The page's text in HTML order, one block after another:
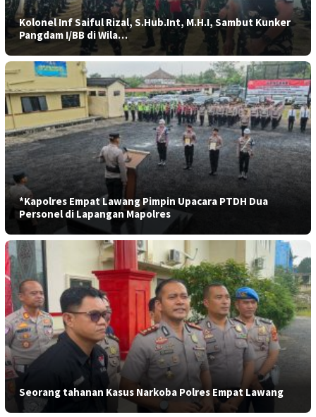
Kolonel Inf Saiful Rizal, S.Hub.Int, M.H.I, Sambut Kunker
Pangdam I/BB di Wila…
*Kapolres Empat Lawang Pimpin Upacara PTDH Dua
Personel di Lapangan Mapolres
Seorang tahanan Kasus Narkoba Polres Empat Lawang